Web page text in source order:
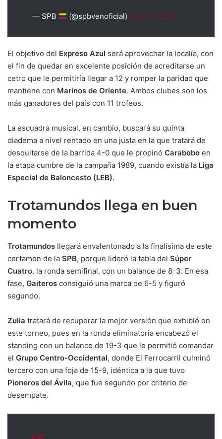
— SPB (@spbvenoficial) July 3, 2025
El objetivo del Expreso Azul será aprovechar la localía, con
el fin de quedar en excelente posición de acreditarse un
cetro que le permitiría llegar a 12 y romper la paridad que
mantiene con Marinos de Oriente. Ambos clubes son los
más ganadores del país con 11 trofeos.
La escuadra musical, en cambio, buscará su quinta
diadema a nivel rentado en una justa en la que tratará de
desquitarse de la barrida 4-0 que le propinó Carabobo en
la etapa cumbre de la campaña 1989, cuando existía la Liga
Especial de Baloncesto (LEB).
Trotamundos llega en buen
momento
Trotamundos llegará envalentonado a la finalísima de este
certamen de la SPB, porque lideró la tabla del Súper
Cuatro, la ronda semifinal, con un balance de 8-3. En esa
fase, Gaiteros consiguió una marca de 6-5 y figuró
segundo.
Zulia tratará de recuperar la mejor versión que exhibió en
este torneo, pues en la ronda eliminatoria encabezó el
standing con un balance de 19-3 que le permitió comandar
el Grupo Centro-Occidental, donde El Ferrocarril culminó
tercero con una foja de 15-9, idéntica a la que tuvo
Pioneros del Ávila, que fue segundo por criterio de
desempate.